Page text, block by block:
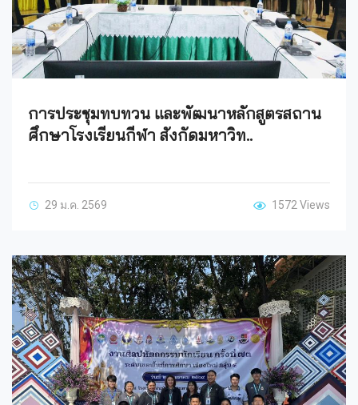
การประชุมทบทวน และพัฒนาหลักสูตรสถาน
ศึกษาโรงเรียนกีฬา สังกัดมหาวิท..
29 ม.ค. 2569 1572 Views